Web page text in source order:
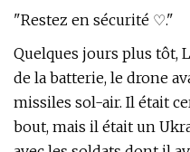
"Restez en sécurité ♡."
Quelques jours plus tôt,
de la batterie, le drone
missiles sol-air. Il était
bout, mais il était un